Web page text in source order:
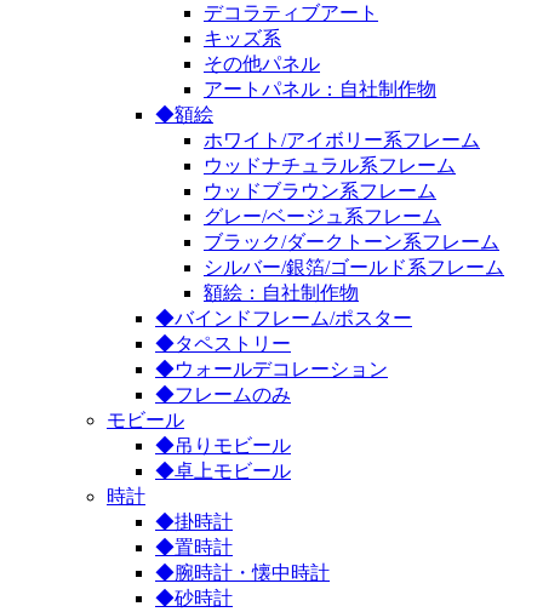
デコラティブアート
キッズ系
その他パネル
アートパネル：自社制作物
◆額絵
ホワイト/アイボリー系フレーム
ウッドナチュラル系フレーム
ウッドブラウン系フレーム
グレー/ベージュ系フレーム
ブラック/ダークトーン系フレーム
シルバー/銀箔/ゴールド系フレーム
額絵：自社制作物
◆バインドフレーム/ポスター
◆タペストリー
◆ウォールデコレーション
◆フレームのみ
モビール
◆吊りモビール
◆卓上モビール
時計
◆掛時計
◆置時計
◆腕時計・懐中時計
◆砂時計